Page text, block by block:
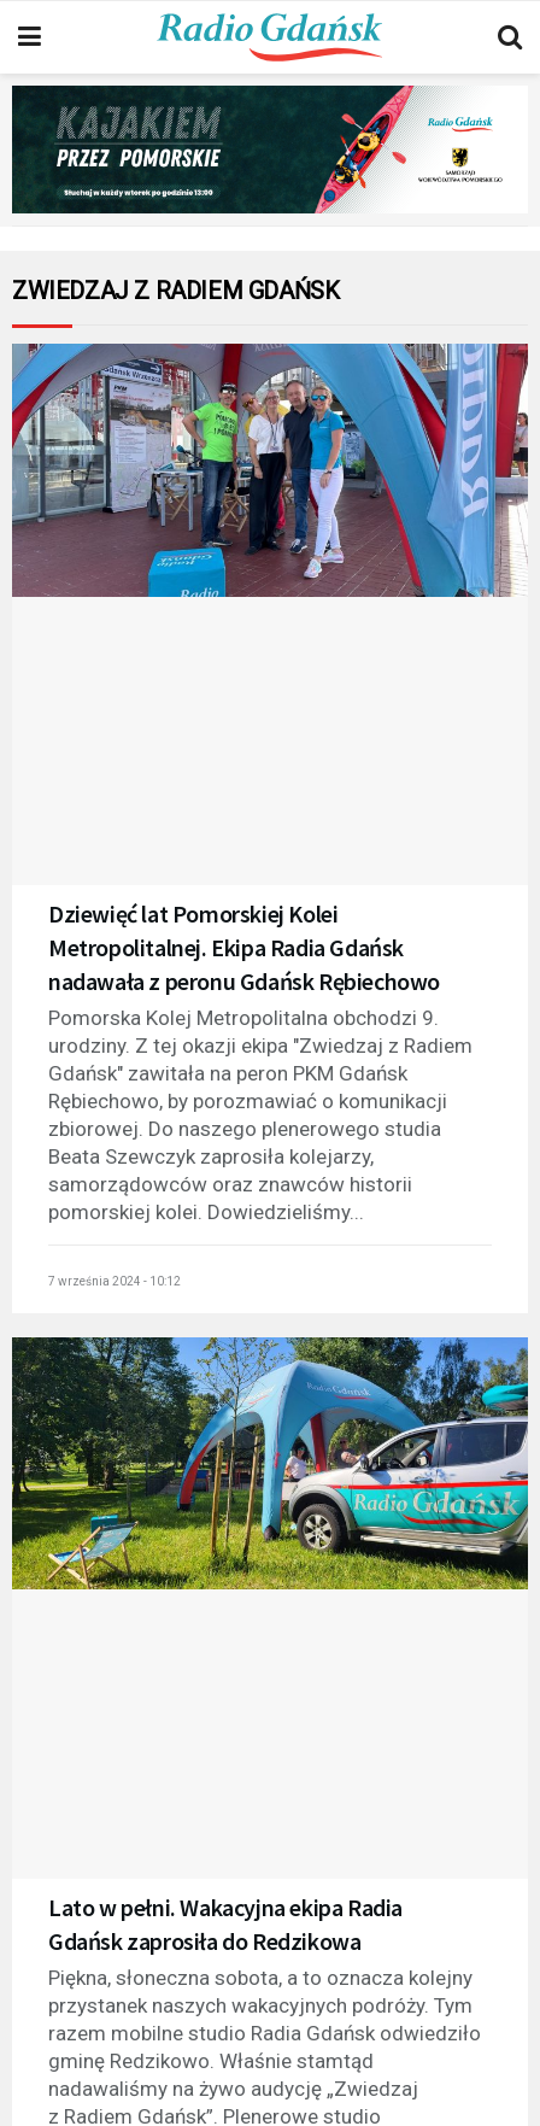
ZWIEDZAJ Z RADIEM GDAŃSK
Dziewięć lat Pomorskiej Kolei
Metropolitalnej. Ekipa Radia Gdańsk
nadawała z peronu Gdańsk Rębiechowo
Pomorska Kolej Metropolitalna obchodzi 9.
urodziny. Z tej okazji ekipa "Zwiedzaj z Radiem
Gdańsk" zawitała na peron PKM Gdańsk
Rębiechowo, by porozmawiać o komunikacji
zbiorowej. Do naszego plenerowego studia
Beata Szewczyk zaprosiła kolejarzy,
samorządowców oraz znawców historii
pomorskiej kolei. Dowiedzieliśmy...
7 września 2024 - 10:12
Lato w pełni. Wakacyjna ekipa Radia
Gdańsk zaprosiła do Redzikowa
Piękna, słoneczna sobota, a to oznacza kolejny
przystanek naszych wakacyjnych podróży. Tym
razem mobilne studio Radia Gdańsk odwiedziło
gminę Redzikowo. Właśnie stamtąd
nadawaliśmy na żywo audycję „Zwiedzaj
z Radiem Gdańsk”. Plenerowe studio